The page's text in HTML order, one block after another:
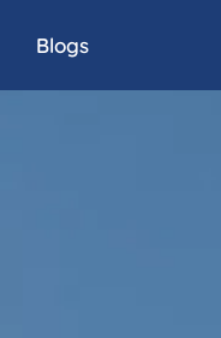
Blogs